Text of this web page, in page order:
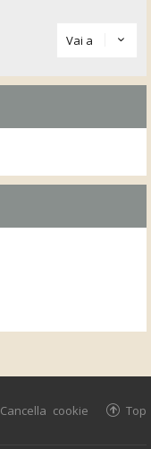
Vai a
Top
Cancella cookie